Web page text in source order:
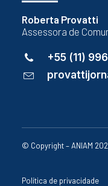
Roberta Provatti
Assessora de
+55 (11)
© Copyright – ANIAM
Política de privacidade